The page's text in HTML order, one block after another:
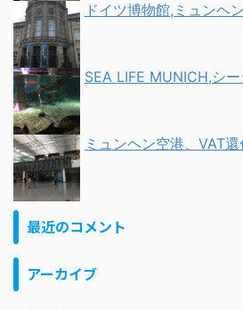
ドイツ博物館,ミュンヘン
SEA LIFE MUNICH,シ
ミュンヘン空港、VAT
最近のコメント
アーカイブ